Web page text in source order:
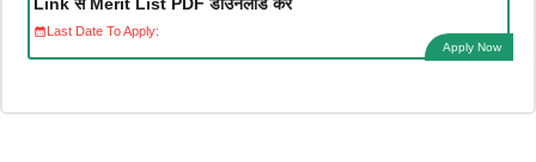
Last Date To Apply:
Apply Now